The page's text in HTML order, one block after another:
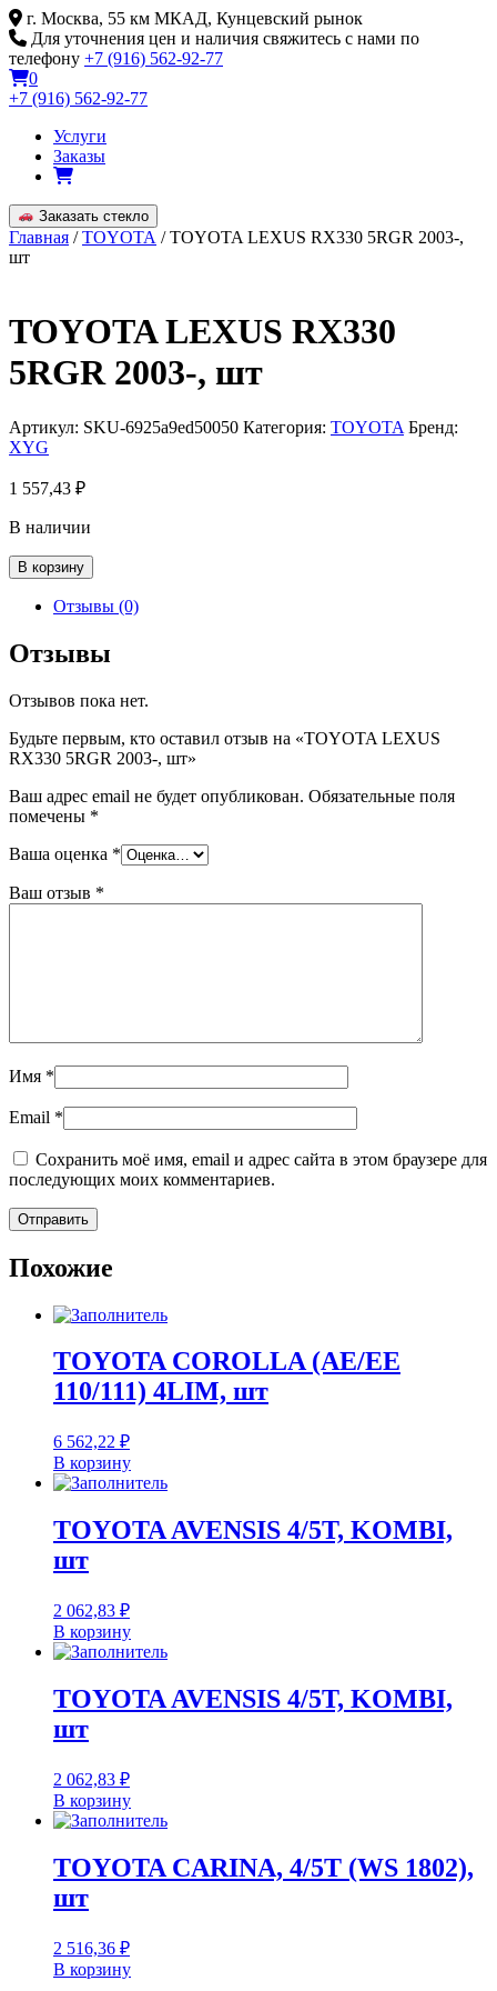
Skip
to
content
г. Москва, 55 км МКАД, Кунцевский рынок
Для уточнения цен и наличия свяжитесь с нами по
телефону +7 (916) 562-92-77
0
+7 (916) 562-92-77
Услуги
Заказы
Заказать стекло
Главная /TOYOTA / TOYOTA LEXUS RX330 5RGR 2003-,
шт
TOYOTA LEXUS RX330
5RGR 2003-, шт
Артикул: SKU-6925a9ed50050 Категория: TOYOTA Бренд:
XYG
1 557,43 ₽
В наличии
Количество
товара
TOYOTA
RX330
5RGR
шт
В корзину
Отзывы (0)
Отзывы
Отзывов пока нет.
Будьте первым, кто оставил отзыв на «TOYOTA LEXUS
RX330 5RGR 2003-, шт»
Ваш адрес email не будет опубликован. Обязательные поля
помечены *
Ваша оценка *
Ваш отзыв *
Имя *
Email *
Сохранить моё имя, email и адрес сайта в этом браузере для
последующих моих комментариев.
Похожие
TOYOTA COROLLA (AE/EE
110/111) 4LIM, шт
6 562,22 ₽
В корзину
TOYOTA AVENSIS 4/5T, KOMBI,
шт
2 062,83 ₽
В корзину
TOYOTA AVENSIS 4/5T, KOMBI,
шт
2 062,83 ₽
В корзину
TOYOTA CARINA, 4/5T (WS 1802),
шт
2 516,36 ₽
В корзину